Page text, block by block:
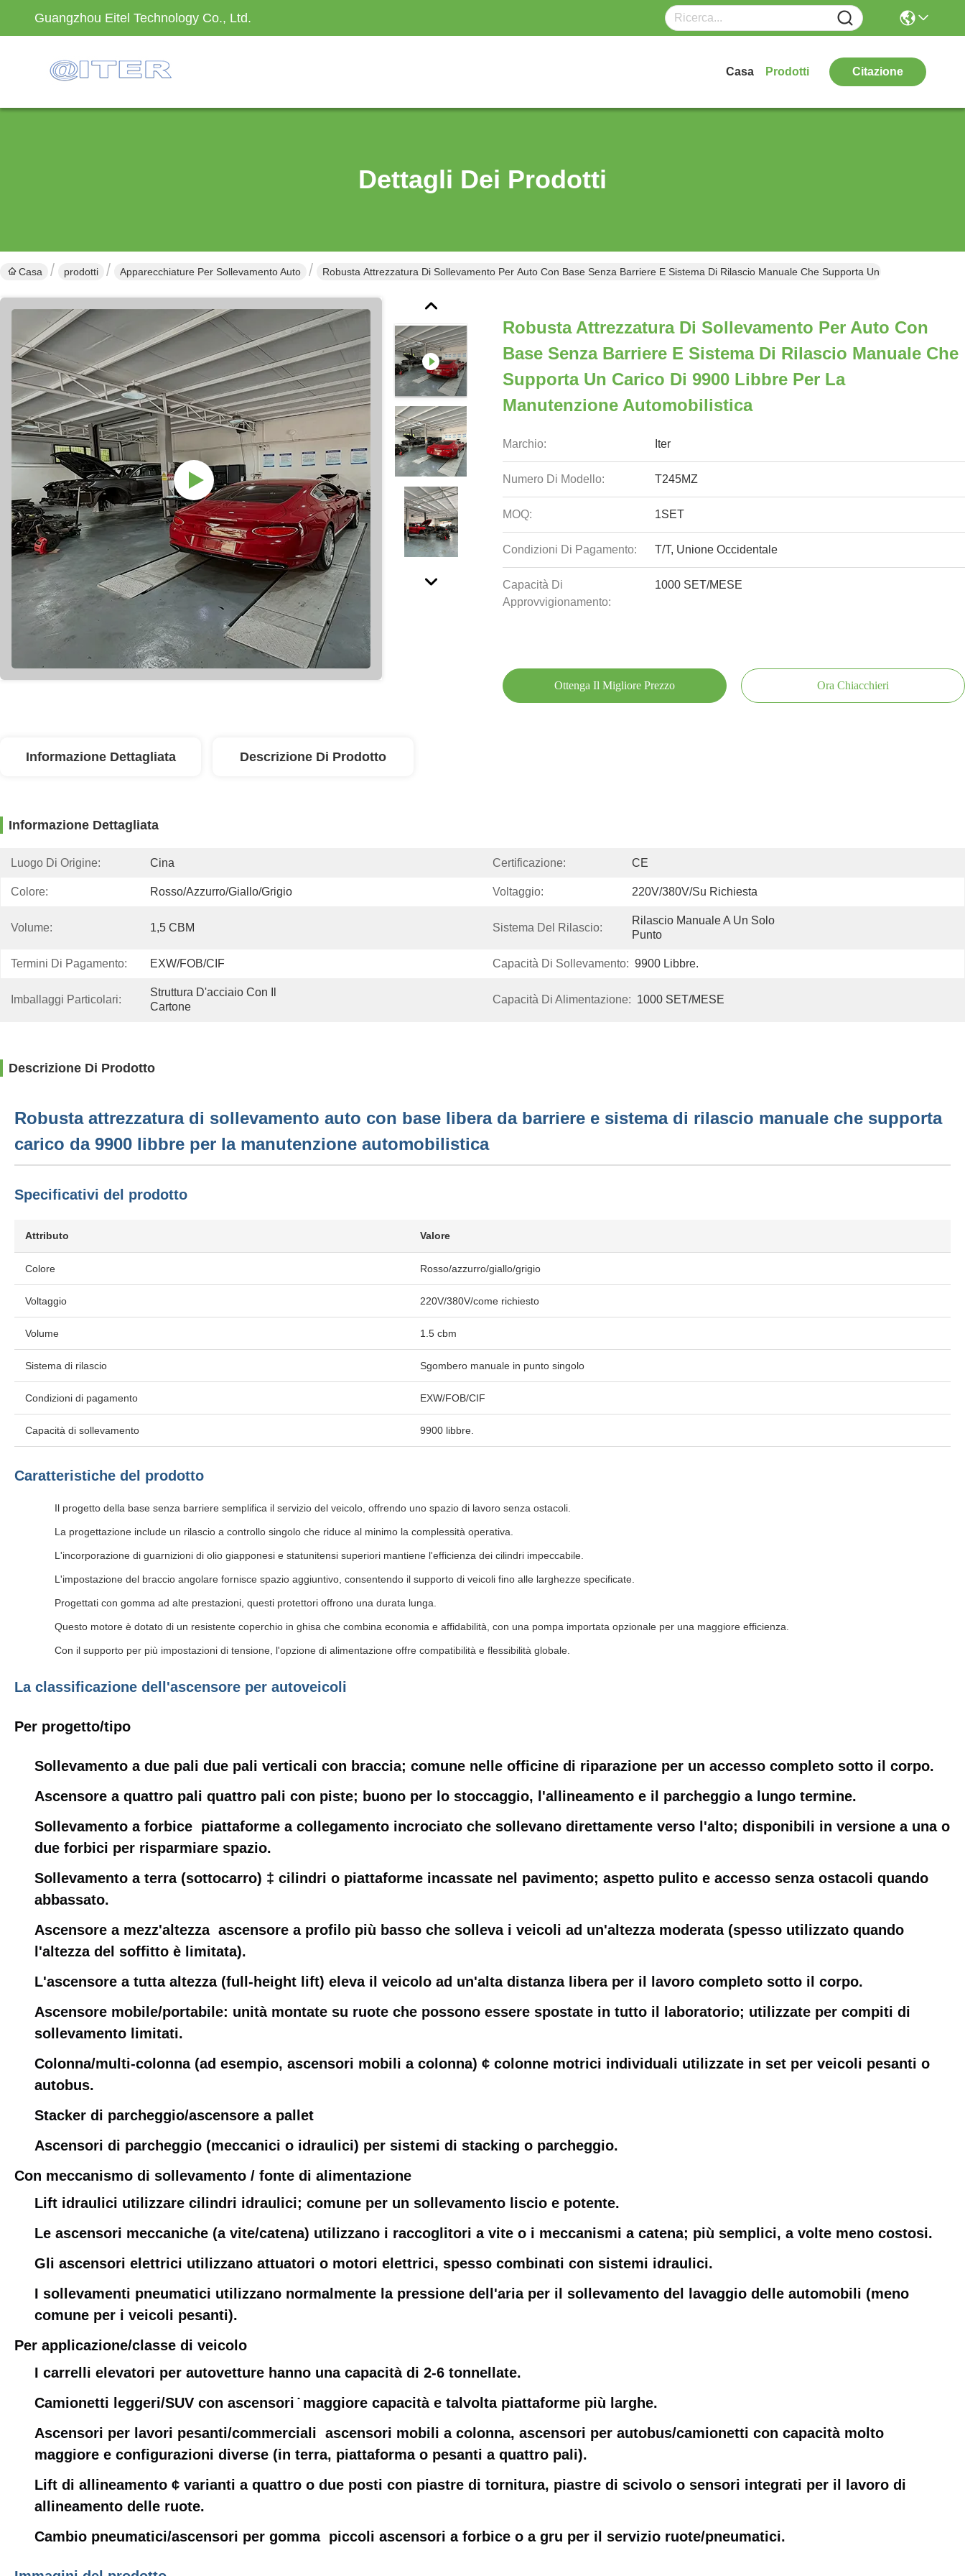
Guangzhou Eitel Technology Co., Ltd.
Casa Prodotti Citazione
Dettagli Dei Prodotti
Casa prodotti Apparecchiature Per Sollevamento Auto Robusta Attrezzatura Di Sollevamento Per Auto Con Base Senza Barriere E Sistema Di Rilascio Manuale Che Supporta Un Carico Di 9900
Robusta Attrezzatura Di Sollevamento Per Auto Con
Base Senza Barriere E Sistema Di Rilascio Manuale Che
Supporta Un Carico Di 9900 Libbre Per La
Manutenzione Automobilistica
Marchio: Iter
Numero Di Modello: T245MZ
MOQ: 1SET
Condizioni Di Pagamento: T/T, Unione Occidentale
Capacità Di
Approvvigionamento:
1000 SET/MESE
Ottenga Il Migliore Prezzo Ora Chiacchieri
Informazione Dettagliata Descrizione Di Prodotto
Informazione Dettagliata
Luogo Di Origine: Cina Certificazione: CE
Colore: Rosso/azzurro/giallo/grigio Voltaggio: 220V/380V/su Richiesta
Volume: 1,5 CBM Sistema Del Rilascio:
Rilascio Manuale A Un Solo
Punto
Termini Di Pagamento: EXW/FOB/CIF Capacità Di Sollevamento: 9900 Libbre.
Imballaggi Particolari:
Struttura D'acciaio Con Il
Cartone
Capacità Di Alimentazione: 1000 SET/MESE
Descrizione Di Prodotto
Robusta attrezzatura di sollevamento auto con base libera da barriere e sistema di rilascio manuale che supporta
carico da 9900 libbre per la manutenzione automobilistica
Specificativi del prodotto
Attributo Valore
Colore Rosso/azzurro/giallo/grigio
Voltaggio 220V/380V/come richiesto
Volume 1.5 cbm
Sistema di rilascio Sgombero manuale in punto singolo
Condizioni di pagamento EXW/FOB/CIF
Capacità di sollevamento 9900 libbre.
Caratteristiche del prodotto
Il progetto della base senza barriere semplifica il servizio del veicolo, offrendo uno spazio di lavoro senza ostacoli.
La progettazione include un rilascio a controllo singolo che riduce al minimo la complessità operativa.
L'incorporazione di guarnizioni di olio giapponesi e statunitensi superiori mantiene l'efficienza dei cilindri impeccabile.
L'impostazione del braccio angolare fornisce spazio aggiuntivo, consentendo il supporto di veicoli fino alle larghezze specificate.
Progettati con gomma ad alte prestazioni, questi protettori offrono una durata lunga.
Questo motore è dotato di un resistente coperchio in ghisa che combina economia e affidabilità, con una pompa importata opzionale per una maggiore efficienza.
Con il supporto per più impostazioni di tensione, l'opzione di alimentazione offre compatibilità e flessibilità globale.
La classificazione dell'ascensore per autoveicoli
Per progetto/tipo
Sollevamento a due pali due pali verticali con braccia; comune nelle officine di riparazione per un accesso completo sotto il corpo.
Ascensore a quattro pali quattro pali con piste; buono per lo stoccaggio, l'allineamento e il parcheggio a lungo termine.
Sollevamento a forbice ️ piattaforme a collegamento incrociato che sollevano direttamente verso l'alto; disponibili in versione a una o
due forbici per risparmiare spazio.
Sollevamento a terra (sottocarro) ‡ cilindri o piattaforme incassate nel pavimento; aspetto pulito e accesso senza ostacoli quando
abbassato.
Ascensore a mezz'altezza ️ ascensore a profilo più basso che solleva i veicoli ad un'altezza moderata (spesso utilizzato quando
l'altezza del soffitto è limitata).
L'ascensore a tutta altezza (full-height lift) eleva il veicolo ad un'alta distanza libera per il lavoro completo sotto il corpo.
Ascensore mobile/portabile: unità montate su ruote che possono essere spostate in tutto il laboratorio; utilizzate per compiti di
sollevamento limitati.
Colonna/multi-colonna (ad esempio, ascensori mobili a colonna) ¢ colonne motrici individuali utilizzate in set per veicoli pesanti o
autobus.
Stacker di parcheggio/ascensore a pallet
Ascensori di parcheggio (meccanici o idraulici) per sistemi di stacking o parcheggio.
Con meccanismo di sollevamento / fonte di alimentazione
Lift idraulici utilizzare cilindri idraulici; comune per un sollevamento liscio e potente.
Le ascensori meccaniche (a vite/catena) utilizzano i raccoglitori a vite o i meccanismi a catena; più semplici, a volte meno costosi.
Gli ascensori elettrici utilizzano attuatori o motori elettrici, spesso combinati con sistemi idraulici.
I sollevamenti pneumatici utilizzano normalmente la pressione dell'aria per il sollevamento del lavaggio delle automobili (meno
comune per i veicoli pesanti).
Per applicazione/classe di veicolo
I carrelli elevatori per autovetture hanno una capacità di 2-6 tonnellate.
Camionetti leggeri/SUV con ascensori ̇ maggiore capacità e talvolta piattaforme più larghe.
Ascensori per lavori pesanti/commerciali ️ ascensori mobili a colonna, ascensori per autobus/camionetti con capacità molto
maggiore e configurazioni diverse (in terra, piattaforma o pesanti a quattro pali).
Lift di allineamento ¢ varianti a quattro o due posti con piastre di tornitura, piastre di scivolo o sensori integrati per il lavoro di
allineamento delle ruote.
Cambio pneumatici/ascensori per gomma ️ piccoli ascensori a forbice o a gru per il servizio ruote/pneumatici.